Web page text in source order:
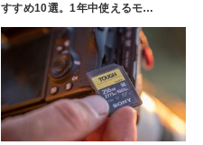
すすめ10選。1年中使えるモ…